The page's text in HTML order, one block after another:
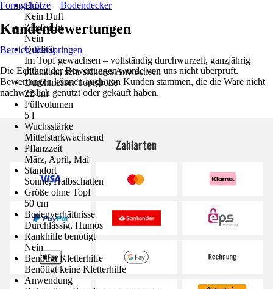
Duft
Kein Duft
Zierfrucht
Nein
Qualität
Im Topf gewachsen – vollständig durchwurzelt, ganzjährig
pflanzbar, sehr sicheres Anwachsen
Durchmesser Topfgröße
22 cm
Füllvolumen
5 l
Wuchsstärke
Mittelstarkwachsend
Pflanzzeit
März, April, Mai
Standort
Sonne, Halbschatten
Größe ohne Topf
50 cm
Bodenverhältnisse
Durchlässig, Humos
Rankhilfe benötigt
Nein
Benötigt Kletterhilfe
Benötigt keine Kletterhilfe
Anwendung
Formgehölze Bodendecker
Kundenbewertungen
Bereich überspringen
Die Echtheit der Bewertungen wurde von uns nicht überprüft.
Bewertungen können auch von Kunden stammen, die die Ware nicht
nachweislich genutzt oder gekauft haben.
Zahlarten